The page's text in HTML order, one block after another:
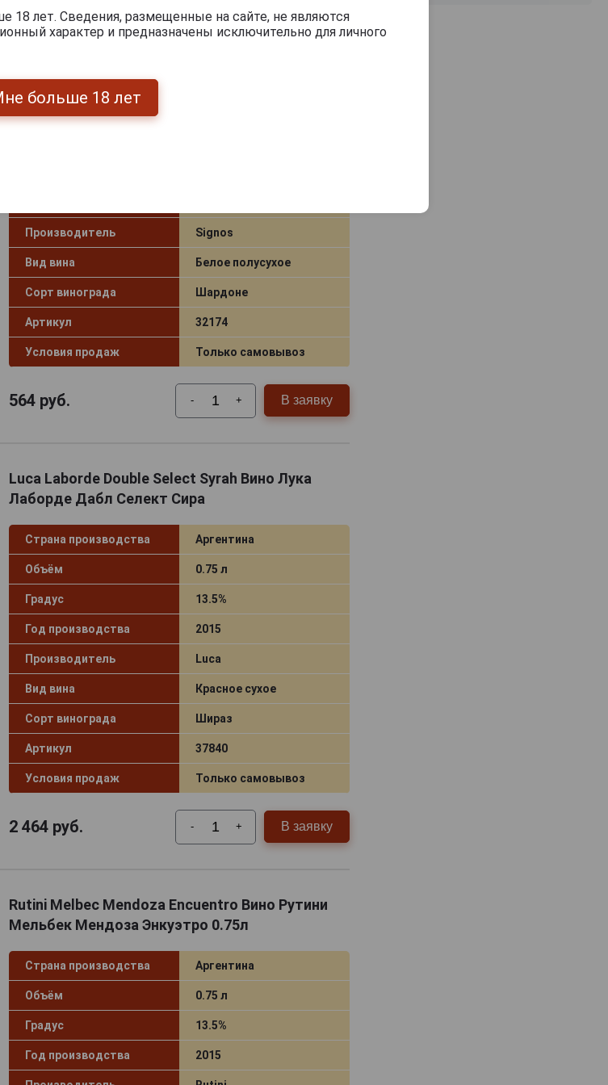
Производитель Signos
Вид вина Белое полусухое
Сорт винограда Шардоне
Артикул 32174
Условия продаж Только самовывоз
564руб. - + В заявку
Luca Laborde Double Select Syrah Вино Лука
Лаборде Дабл Селект Сира
Страна производства Аргентина
Объём 0.75 л
Градус 13.5%
Год производства 2015
Производитель Luca
Вид вина Красное сухое
Сорт винограда Шираз
Артикул 37840
Условия продаж Только самовывоз
2 464руб. - + В заявку
Rutini Melbec Mendoza Encuentro Вино Рутини
Мельбек Мендоза Энкуэтро 0.75л
Страна производства Аргентина
Объём 0.75 л
Градус 13.5%
Год производства 2015
лет. Сведения, размещенные на сайте, не являются
характер и предназначены исключительно для личного
больше 18 лет